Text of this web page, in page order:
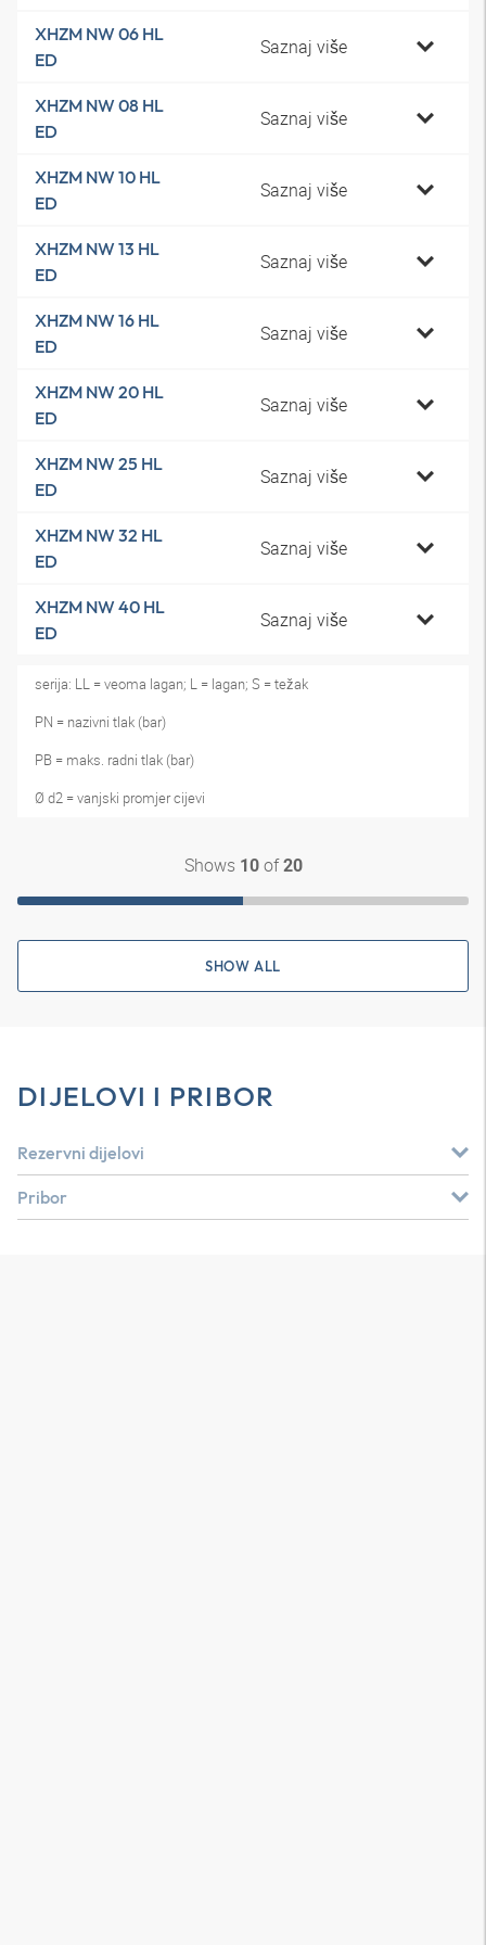
XHZM NW 06 HL
ED
Saznaj više
XHZM NW 08 HL
ED
Saznaj više
XHZM NW 10 HL
ED
Saznaj više
XHZM NW 13 HL
ED
Saznaj više
XHZM NW 16 HL
ED
Saznaj više
XHZM NW 20 HL
ED
Saznaj više
XHZM NW 25 HL
ED
Saznaj više
XHZM NW 32 HL
ED
Saznaj više
XHZM NW 40 HL
ED
Saznaj više
serija: LL = veoma lagan; L = lagan; S = težak
PN = nazivni tlak (bar)
PB = maks. radni tlak (bar)
Ø d2 = vanjski promjer cijevi
Shows 10of20
SHOW ALL
DIJELOVI I PRIBOR
Rezervni dijelovi
Pribor